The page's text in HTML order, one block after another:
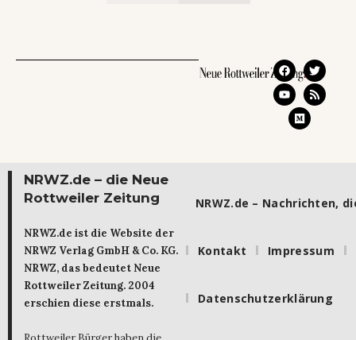
NRWZ.de – die Neue
Rottweiler Zeitung
NRWZ.de ist die Website der
NRWZ Verlag GmbH & Co. KG.
NRWZ, das bedeutet Neue
Rottweiler Zeitung. 2004
erschien diese erstmals.
NRWZ.de – Nachrichten,
Kontakt Impressum
Datenschutzerklärung